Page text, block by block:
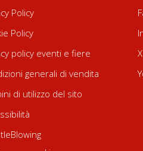
Policy
Policy
policy eventi e fiere
generali di vendita
di utilizzo del sito
X